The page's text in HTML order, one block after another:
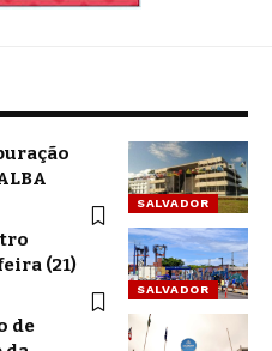
SALVADOR
SALVADOR
(21)
de